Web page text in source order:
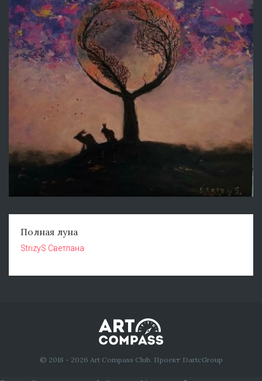
Полная луна
StrizyS Светлана
© 2018 - 2026 Art Compass Club. Проект DartcGroup